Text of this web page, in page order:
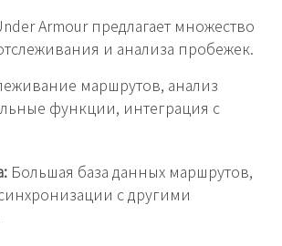
Armour предлагает множество
и анализа пробежек.
маршрутов, анализ
функции, интеграция с
Большая база данных маршрутов,
с другими